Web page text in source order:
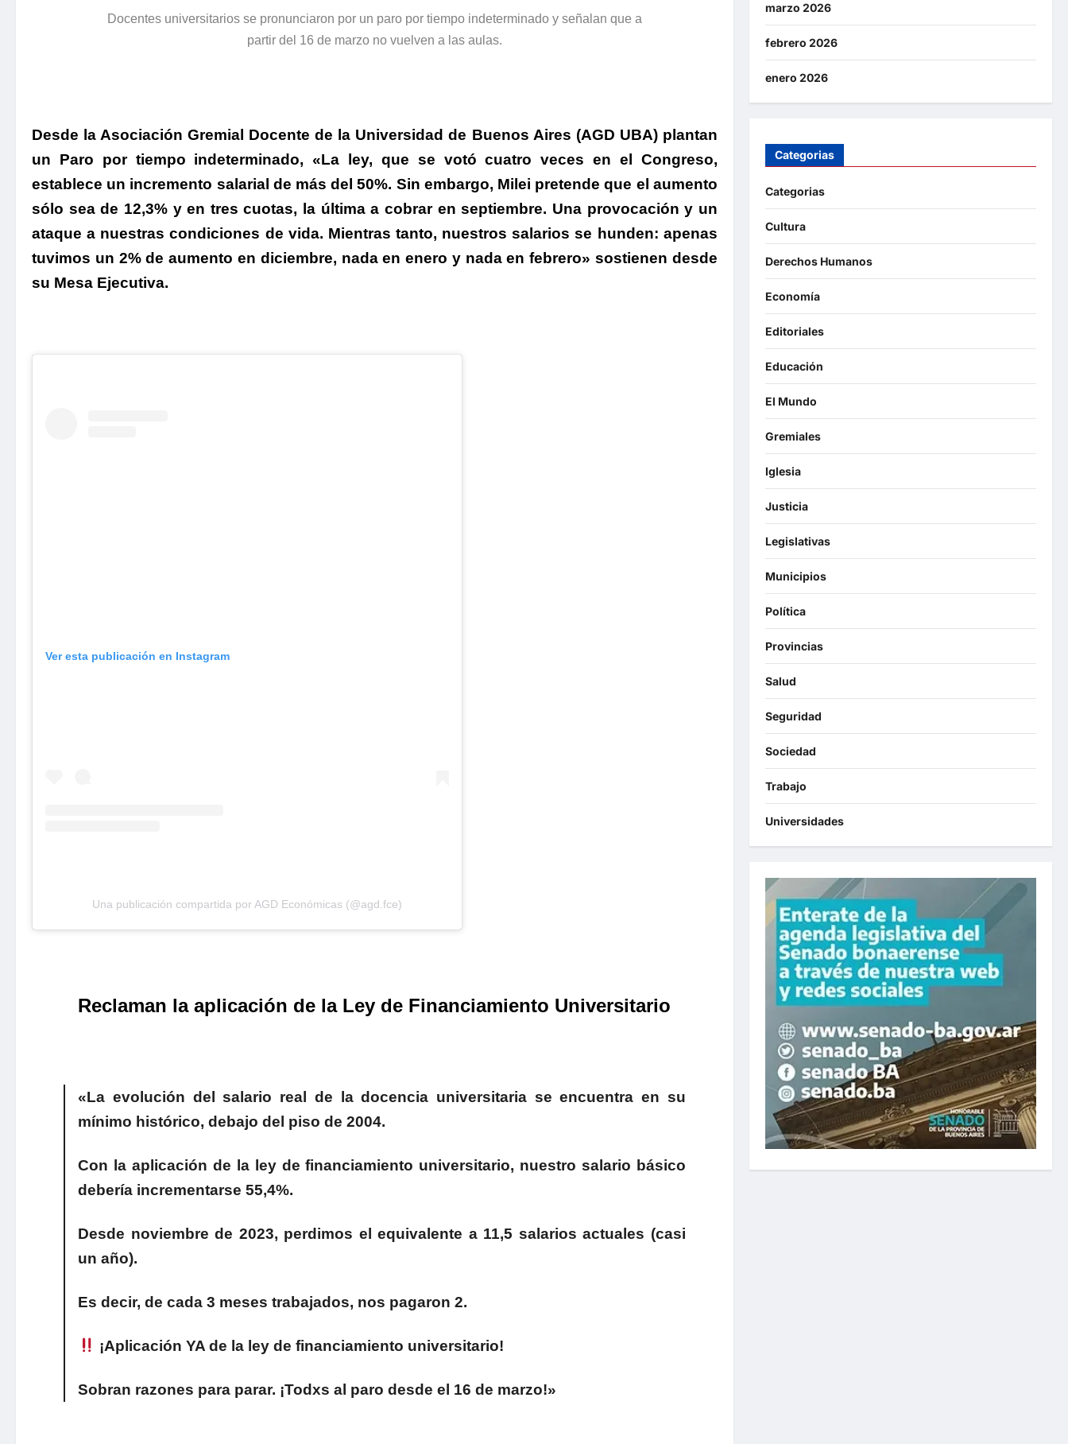
Docentes universitarios se pronunciaron por un paro por tiempo indeterminado y señalan que a
partir del 16 de marzo no vuelven a las aulas.
Desde la Asociación Gremial Docente de la Universidad de Buenos Aires (AGD UBA) plantan
un Paro por tiempo indeterminado, «La ley, que se votó cuatro veces en el Congreso,
establece un incremento salarial de más del 50%. Sin embargo, Milei pretende que el aumento
sólo sea de 12,3% y en tres cuotas, la última a cobrar en septiembre. Una provocación y un
ataque a nuestras condiciones de vida. Mientras tanto, nuestros salarios se hunden: apenas
tuvimos un 2% de aumento en diciembre, nada en enero y nada en febrero» sostienen desde
su Mesa Ejecutiva.
Ver esta publicación en Instagram
Una publicación compartida por AGD Económicas (@agd.fce)
Reclaman la aplicación de la Ley de Financiamiento Universitario
«La evolución del salario real de la docencia universitaria se encuentra en su
mínimo histórico, debajo del piso de 2004.
Con la aplicación de la ley de financiamiento universitario, nuestro salario básico
debería incrementarse 55,4%.
Desde noviembre de 2023, perdimos el equivalente a 11,5 salarios actuales (casi
un año).
Es decir, de cada 3 meses trabajados, nos pagaron 2.
¡Aplicación YA de la ley de financiamiento universitario!
Sobran razones para parar. ¡Todxs al paro desde el 16 de marzo!»
marzo 2026
febrero 2026
enero 2026
Categorias
Categorias
Cultura
Derechos Humanos
Economía
Editoriales
Educación
El Mundo
Gremiales
Iglesia
Justicia
Legislativas
Municipios
Política
Provincias
Salud
Seguridad
Sociedad
Trabajo
Universidades